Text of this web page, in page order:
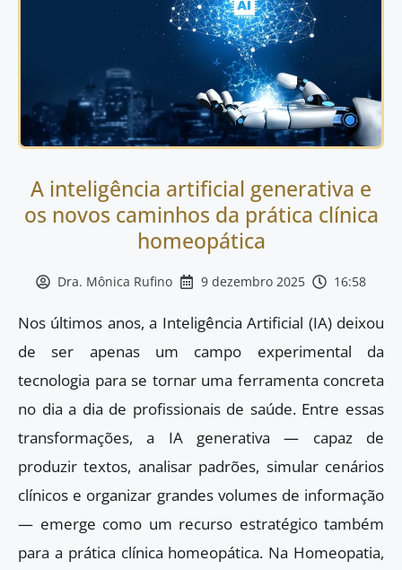
A inteligência artificial generativa e
os novos caminhos da prática clínica
homeopática
Dra. Mônica Rufino 9 dezembro 2025 16:58
Nos últimos anos, a Inteligência Artificial (IA) deixou
de ser apenas um campo experimental da
tecnologia para se tornar uma ferramenta concreta
no dia a dia de profissionais de saúde. Entre essas
transformações, a IA generativa — capaz de
produzir textos, analisar padrões, simular cenários
clínicos e organizar grandes volumes de informação
— emerge como um recurso estratégico também
para a prática clínica homeopática. Na Homeopatia,